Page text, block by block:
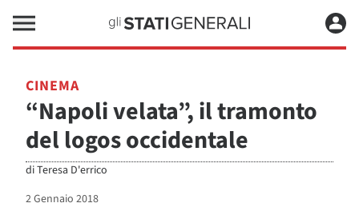
CINEMA
“Napoli velata”, il tramonto
del logos occidentale
diTeresa D'errico
2 Gennaio 2018